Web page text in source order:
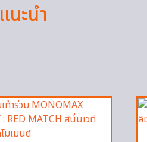
แนะนำ